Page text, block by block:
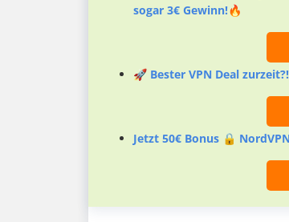
sogar 3€ Gewinn!🔥
🚀 Bester VPN Deal
Jetzt 50€ Bonus 🔒